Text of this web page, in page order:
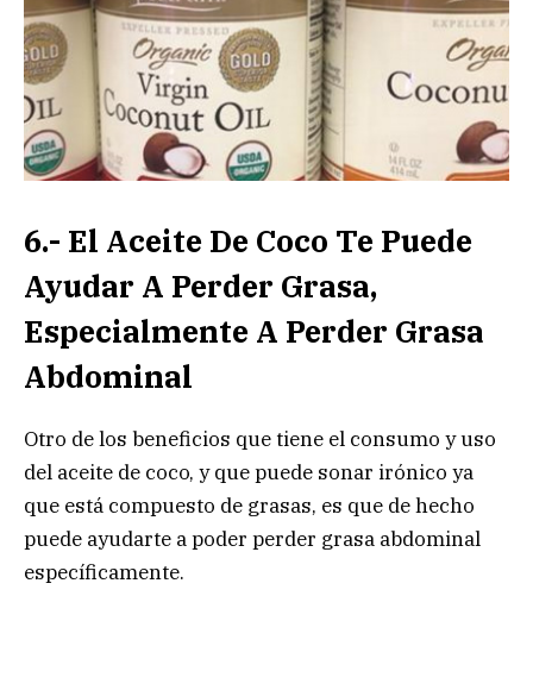
6.- El Aceite De Coco Te Puede
Ayudar A Perder Grasa,
Especialmente A Perder Grasa
Abdominal
Otro de los beneficios que tiene el consumo y uso
del aceite de coco, y que puede sonar irónico ya
que está compuesto de grasas, es que de hecho
puede ayudarte a poder perder grasa abdominal
específicamente.